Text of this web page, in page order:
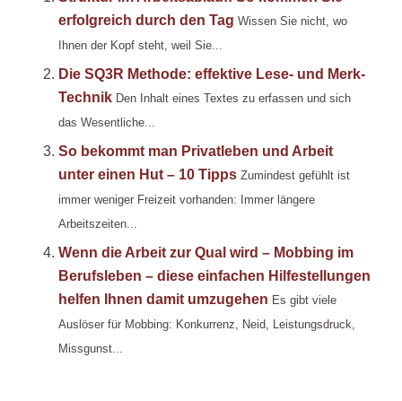
erfolgreich durch den Tag Wissen Sie nicht, wo
Ihnen der Kopf steht, weil Sie...
Die SQ3R Methode: effektive Lese- und Merk-
Technik Den Inhalt eines Textes zu erfassen und sich
das Wesentliche...
So bekommt man Privatleben und Arbeit
unter einen Hut – 10 Tipps Zumindest gefühlt ist
immer weniger Freizeit vorhanden: Immer längere
Arbeitszeiten...
Wenn die Arbeit zur Qual wird – Mobbing im
Berufsleben – diese einfachen Hilfestellungen
helfen Ihnen damit umzugehen Es gibt viele
Auslöser für Mobbing: Konkurrenz, Neid, Leistungsdruck,
Missgunst...